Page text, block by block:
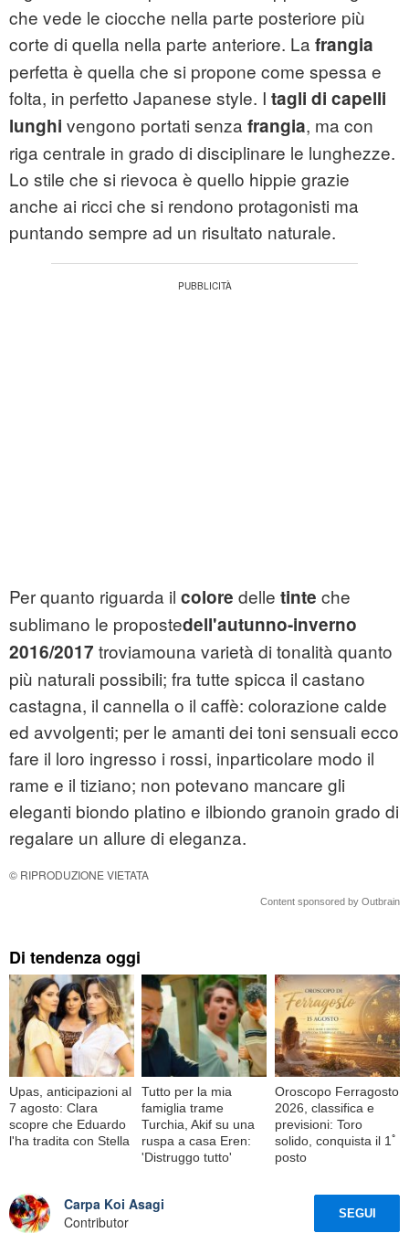
che vede le ciocche nella parte posteriore più
corte di quella nella parte anteriore. La frangia
perfetta è quella che si propone come spessa e
folta, in perfetto Japanese style. I tagli di capelli
lunghi vengono portati senza frangia, ma con
riga centrale in grado di disciplinare le lunghezze.
Lo stile che si rievoca è quello hippie grazie
anche ai ricci che si rendono protagonisti ma
puntando sempre ad un risultato naturale.
Per quanto riguarda il colore delle tinte che
sublimano le propostedell'autunno-inverno
2016/2017 troviamouna varietà di tonalità quanto
più naturali possibili; fra tutte spicca il castano
castagna, il cannella o il caffè: colorazione calde
ed avvolgenti; per le amanti dei toni sensuali ecco
fare il loro ingresso i rossi, inparticolare modo il
rame e il tiziano; non potevano mancare gli
eleganti biondo platino e ilbiondo granoin grado di
regalare un allure di eleganza.
© RIPRODUZIONE VIETATA
Content sponsored by Outbrain
Di tendenza oggi
Upas, anticipazioni al
7 agosto: Clara
scopre che Eduardo
l'ha tradita con Stella
Tutto per la mia
famiglia trame
Turchia, Akif su una
ruspa a casa Eren:
'Distruggo tutto'
Oroscopo Ferragosto
2026, classifica e
previsioni: Toro
solido, conquista il 1ﾟ
posto
Carpa Koi Asagi
Contributor
SEGUI